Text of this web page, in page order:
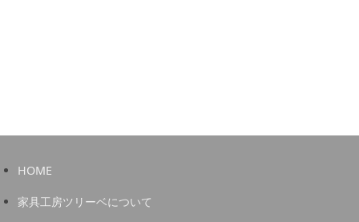
HOME
家具工房ツリーベについて